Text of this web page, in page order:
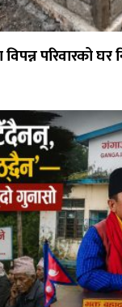
विपन्न परिवारको घर